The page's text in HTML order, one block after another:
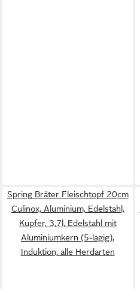
Spring Bräter Fleischtopf 20cm
Culinox, Aluminium, Edelstahl,
Kupfer, 3,7l, Edelstahl mit
Aluminiumkern (5-lagig),
Induktion, alle Herdarten